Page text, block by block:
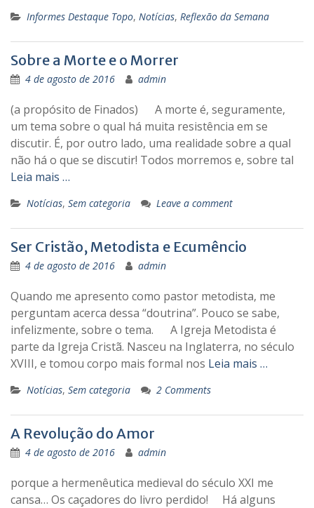
Informes Destaque Topo, Notícias, Reflexão da Semana
Sobre a Morte e o Morrer
4 de agosto de 2016 admin
(a propósito de Finados) A morte é, seguramente,
um tema sobre o qual há muita resistência em se
discutir. É, por outro lado, uma realidade sobre a qual
não há o que se discutir! Todos morremos e, sobre tal
Leia mais …
Notícias, Sem categoria Leave a comment
Ser Cristão, Metodista e Ecumêncio
4 de agosto de 2016 admin
Quando me apresento como pastor metodista, me
perguntam acerca dessa “doutrina”. Pouco se sabe,
infelizmente, sobre o tema. A Igreja Metodista é
parte da Igreja Cristã. Nasceu na Inglaterra, no século
XVIII, e tomou corpo mais formal nos Leia mais …
Notícias, Sem categoria 2 Comments
A Revolução do Amor
4 de agosto de 2016 admin
porque a hermenêutica medieval do século XXI me
cansa… Os caçadores do livro perdido! Há alguns